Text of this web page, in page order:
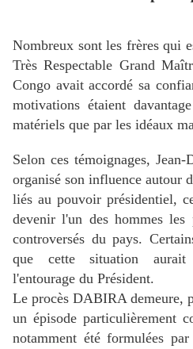
Nombreux sont les frères qui
Très Respectable Grand
Congo avait accordé sa
motivations étaient
matériels que par les idéaux
Selon ces témoignages,
organisé son influence autour
liés au pouvoir présidentiel,
devenir l'un des hommes
controversés du pays.
que cette situation
l'entourage du Président.
Le procès DABIRA demeure,
un épisode particulièrement
notamment été formulées